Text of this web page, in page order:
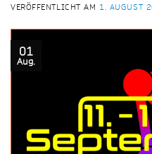
VERÖFFENTLICHT AM 1. AUGUST
01
Aug.